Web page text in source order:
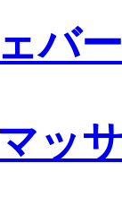
バー
ッ